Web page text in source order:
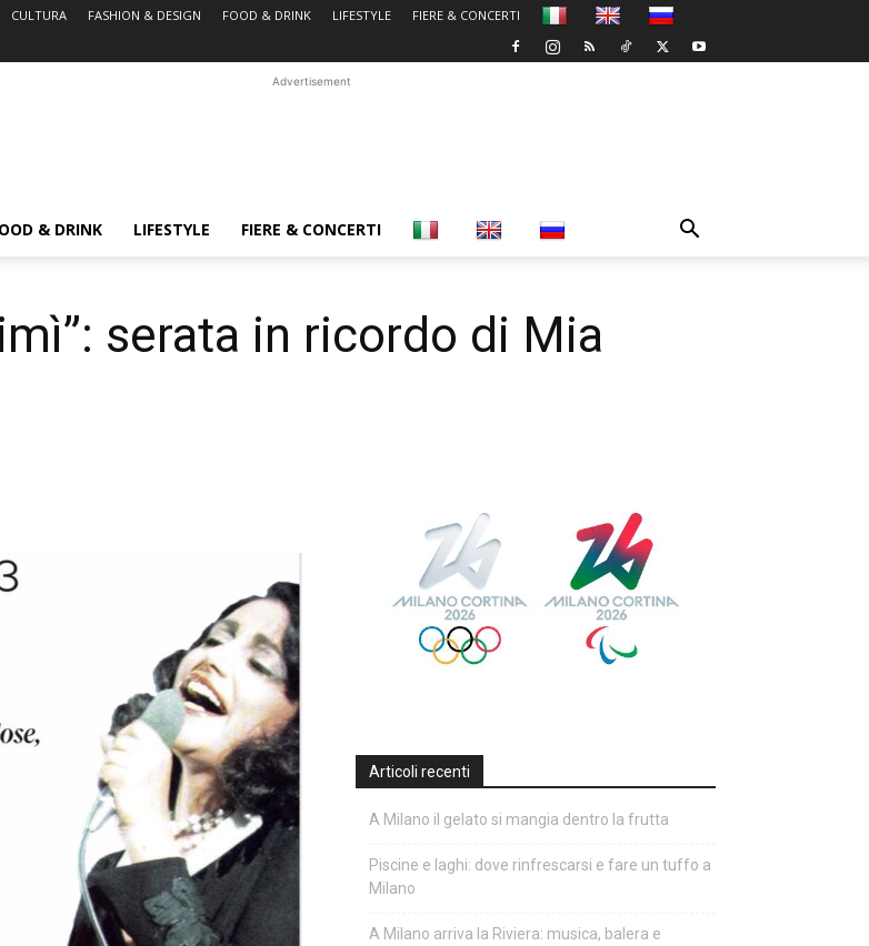
CULTURA FASHION & DESIGN FOOD & DRINK LIFESTYLE FIERE & CONCERTI
Advertisement
& DRINK LIFESTYLE FIERE & CONCERTI
serata in ricordo di Mia
Articoli recenti
A Milano il gelato si mangia dentro la frutta
Piscine e laghi: dove rinfrescarsi e fare un tuffo a
Milano
A Milano arriva la Riviera: musica, balera e